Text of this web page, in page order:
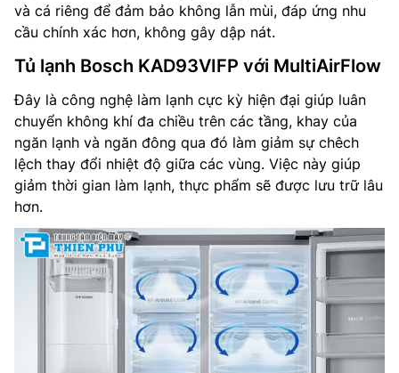
và cá riêng để đảm bảo không lẫn mùi, đáp ứng nhu
cầu chính xác hơn, không gây dập nát.
Tủ lạnh Bosch KAD93VIFP với MultiAirFlow
Đây là công nghệ làm lạnh cực kỳ hiện đại giúp luân
chuyển không khí đa chiều trên các tầng, khay của
ngăn lạnh và ngăn đông qua đó làm giảm sự chêch
lệch thay đổi nhiệt độ giữa các vùng. Việc này giúp
giảm thời gian làm lạnh, thực phẩm sẽ được lưu trữ lâu
hơn.